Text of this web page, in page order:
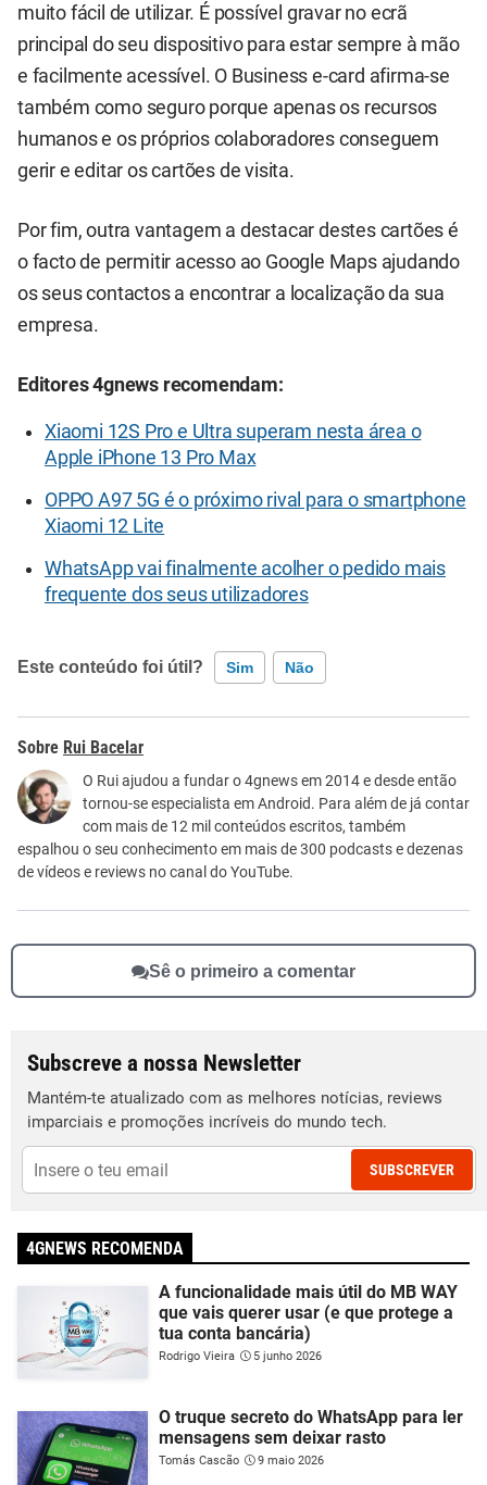
muito fácil de utilizar. É possível gravar no ecrã
principal do seu dispositivo para estar sempre à mão
e facilmente acessível. O Business e-card afirma-se
também como seguro porque apenas os recursos
humanos e os próprios colaboradores conseguem
gerir e editar os cartões de visita.
Por fim, outra vantagem a destacar destes cartões é
o facto de permitir acesso ao Google Maps ajudando
os seus contactos a encontrar a localização da sua
empresa.
Editores 4gnews recomendam:
Xiaomi 12S Pro e Ultra superam nesta área o
Apple iPhone 13 Pro Max
OPPO A97 5G é o próximo rival para o smartphone
Xiaomi 12 Lite
WhatsApp vai finalmente acolher o pedido mais
frequente dos seus utilizadores
Este conteúdo foi útil? Sim Não
Este conteúdo contém informação incorreta
Este conteúdo não tem a informação que procuro
Outro
Rui Bacelar
O Rui ajudou a fundar o 4gnews em 2014 e desde então
tornou-se especialista em Android. Para além de já contar
com mais de 12 mil conteúdos escritos, também
espalhou o seu conhecimento em mais de 300 podcasts e dezenas
de vídeos e reviews no canal do YouTube.
Sê o primeiro a comentar
Subscreve a nossa Newsletter
Mantém-te atualizado com as melhores notícias, reviews
imparciais e promoções incríveis do mundo tech.
SUBSCREVER
4GNEWS RECOMENDA
A funcionalidade mais útil do MB WAY
que vais querer usar (e que protege a
tua conta bancária)
Rodrigo Vieira 5 junho 2026
O truque secreto do WhatsApp para ler
mensagens sem deixar rasto
Tomás Cascão 9 maio 2026